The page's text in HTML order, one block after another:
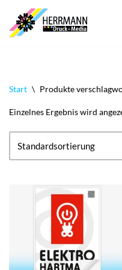
Zum
Start \ Produkte
Einzelnes Ergebnis wird